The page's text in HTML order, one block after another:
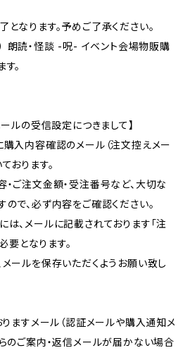
なります。予めご了承ください。
読・怪談 -呪- イベント会場物販購
。
ルの受信設定につきまして】
購入内容確認のメール（注文控えメー
おります。
ご注文金額・受注番号など、大切な
で、必ず内容をご確認ください。
、メールに記載されております「注
要となります。
ールを保存いただくようお願い致し
ますメール（認証メールや購入通知メ
のご案内・返信メールが届かない場合